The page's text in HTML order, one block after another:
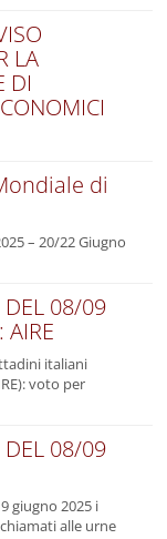
LA
DI
di
– 20/22 Giugno
DEL 08/09
italiani
voto per
DEL 08/09
giugno 2025 i
alle urne